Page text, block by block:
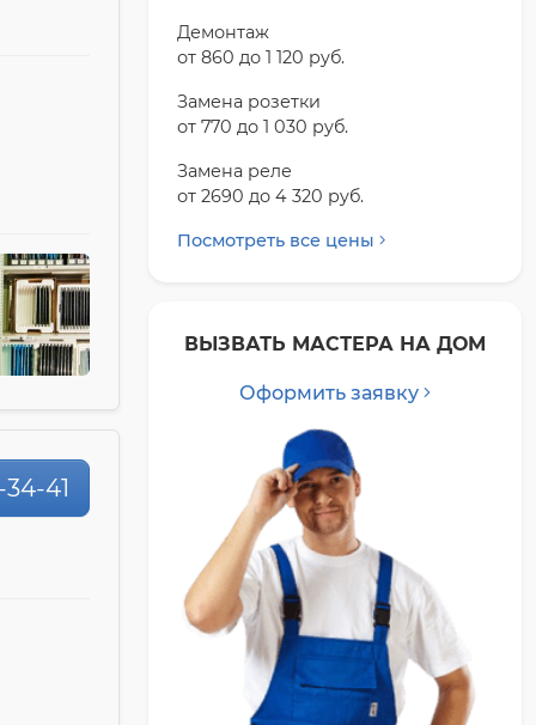
41
Демонтаж
от 860 до 1 120 pyб.
Замена розетки
от 770 до 1 030 pyб.
Замена реле
от 2690 до 4 320 pyб.
Посмотреть все цены
ВЫЗВАТЬ МАСТЕРА НА ДОМ
Оформить заявку